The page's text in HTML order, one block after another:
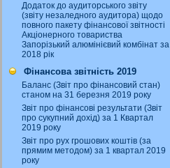
Додаток до аудиторського звіту
(звіту незаледного аудитора) щодо
повного пакету фінансової звітності
Акціонерного товариства
Запорізький алюмінієвий комбінат за
2018 рік
Фінансова звітність 2019
Баланс (Звіт про фінансовий стан)
станом на 31 березня 2019 року
Звіт про фінансові результати (Звіт
про сукупний дохід) за 1 Квартал
2019 року
Звіт про рух грошових коштів (за
прямим методом) за 1 квартал 2019
року